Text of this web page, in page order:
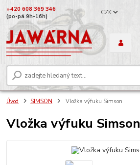
CZK
+420 608 369 346
(po-pá 9h-16h)
Úvod SIMSON Vložka výfuku Simson
Vložka výfuku Simson